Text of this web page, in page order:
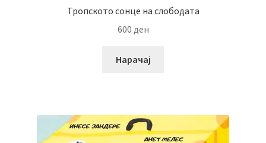
Тропското сонце на слободата
600 ден
Нарачај